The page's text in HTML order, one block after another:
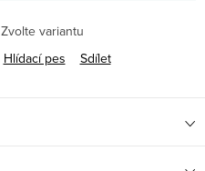
Zvolte variantu
Hlídací pes Sdílet